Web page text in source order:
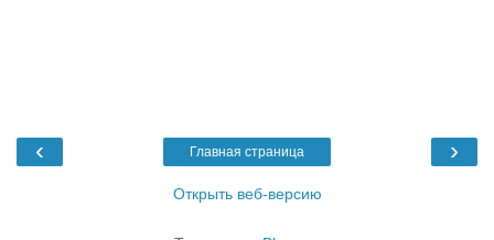
‹ ›
Главная страница
Открыть веб-версию